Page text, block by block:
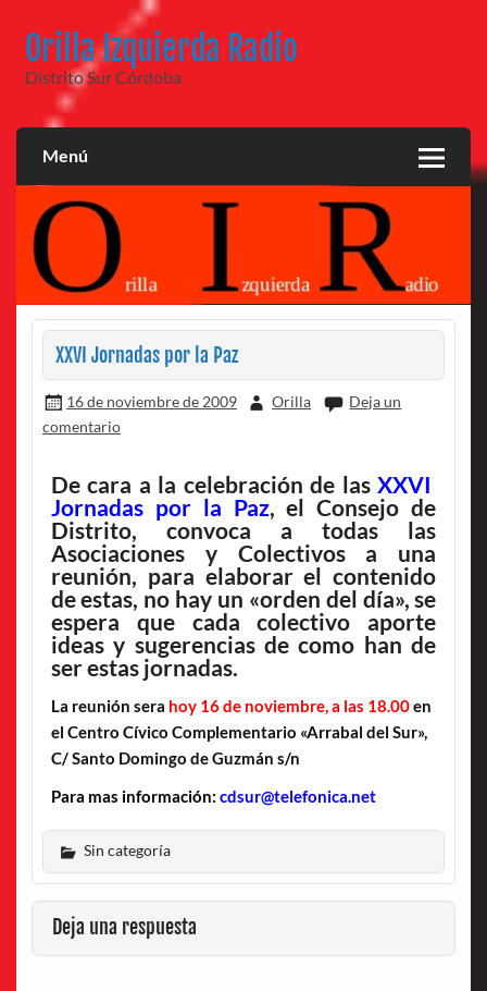
contenido
Orilla Izquierda Radio
Distrito Sur Córdoba
Menú
XXVI Jornadas por la Paz
16 de noviembre de 2009 Orilla
Deja un
comentario
De cara a la celebración de lasXXVI
Jornadas por la Paz, el Consejo de
Distrito, convoca a todas las
Asociaciones y Colectivos a una
reunión, para elaborar el contenido
de estas, no hay un «orden del día», se
espera que cada colectivo aporte
ideas y sugerencias de como han de
ser estas jornadas.
La reunión sera hoy 16 de noviembre, a las 18.00en
el Centro Cívico Complementario «Arrabal del Sur»,
C/ Santo Domingo de Guzmán s/n
Para mas información: cdsur@telefonica.net
Sin categoría
Deja una respuesta